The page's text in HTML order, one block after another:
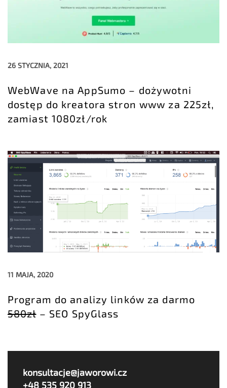
26 STYCZNIA, 2021
WebWave na AppSumo – dożywotni
dostęp do kreatora stron www za 225zł,
zamiast 1080zł/rok
11 MAJA, 2020
Program do analizy linków za darmo
580zł– SEO SpyGlass
konsultacje@jaworowi.cz
+48 535 920 913